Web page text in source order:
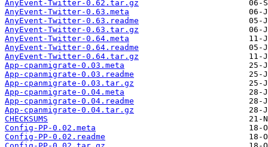
AnyEvent-Twitter-0.62.tar.gz
AnyEvent-Twitter-0.63.meta
AnyEvent-Twitter-0.63.readme
AnyEvent-Twitter-0.63.tar.gz
AnyEvent-Twitter-0.64.meta
AnyEvent-Twitter-0.64.readme
AnyEvent-Twitter-0.64.tar.gz
App-cpanmigrate-0.03.meta
App-cpanmigrate-0.03.readme
App-cpanmigrate-0.03.tar.gz
App-cpanmigrate-0.04.meta
App-cpanmigrate-0.04.readme
App-cpanmigrate-0.04.tar.gz
CHECKSUMS
Config-PP-0.02.meta
Config-PP-0.02.readme